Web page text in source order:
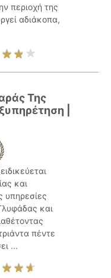
περιοχή της
αδιάκοπα,
Της
|
και
υπηρεσίες
και
πέντε
...